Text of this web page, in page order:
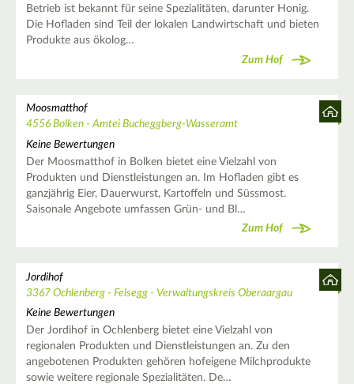
Betrieb ist bekannt für seine Spezialitäten, darunter Honig.
Die Hofladen sind Teil der lokalen Landwirtschaft und bieten
Produkte aus ökolog…
Zum Hof
Moosmatthof
4556 Bolken - Amtei Bucheggberg-Wasseramt
Keine Bewertungen
Der Moosmatthof in Bolken bietet eine Vielzahl von
Produkten und Dienstleistungen an. Im Hofladen gibt es
ganzjährig Eier, Dauerwurst, Kartoffeln und Süssmost.
Saisonale Angebote umfassen Grün- und Bl…
Zum Hof
Jordihof
3367 Ochlenberg - Felsegg - Verwaltungskreis Oberaargau
Keine Bewertungen
Der Jordihof in Ochlenberg bietet eine Vielzahl von
regionalen Produkten und Dienstleistungen an. Zu den
angebotenen Produkten gehören hofeigene Milchprodukte
sowie weitere regionale Spezialitäten. De…